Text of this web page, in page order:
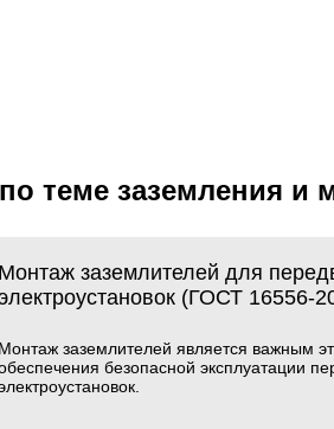
теме заземления и
Монтаж заземлителей для
(ГОСТ 16556-
Монтаж заземлителей является важным
безопасной эксплуатации